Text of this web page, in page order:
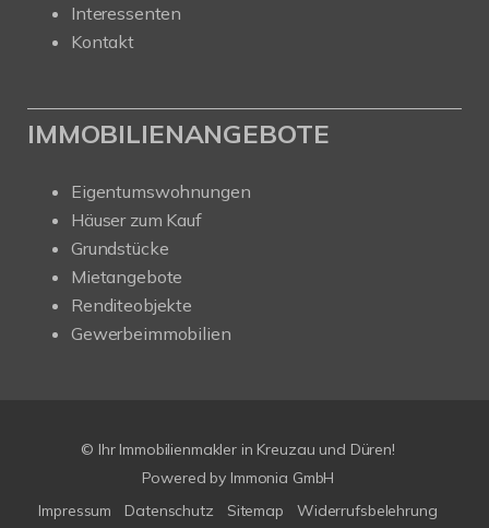
Interessenten
Kontakt
IMMOBILIENANGEBOTE
Eigentumswohnungen
Häuser zum Kauf
Grundstücke
Mietangebote
Renditeobjekte
Gewerbeimmobilien
© Ihr Immobilienmakler in Kreuzau und Düren!
Powered by Immonia GmbH
Impressum
Datenschutz Sitemap Widerrufsbelehrung